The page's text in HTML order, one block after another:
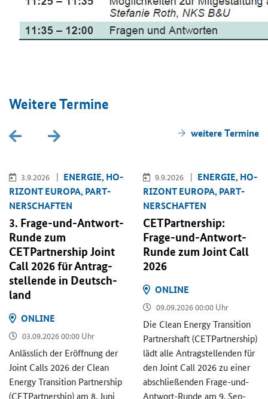
Wei­te­re Ter­mi­ne
wei­te­re Ter­mi­ne
3.9.2026
EN­ER­GIE, HO­
RI­ZONT EU­RO­PA, PART­
NER­SCHAF­TEN
3. Frage-​und-Antwort-
Runde zum
CETPartnership Joint
Call 2026 für An­trag­
stel­len­de in Deutsch­
land
ON­LINE
03.09.2026 00:00 Uhr
An­läss­lich der Er­öff­nung der
Joint Calls 2026 der Clean
Energy Transition Partnership
(CETPartnership)am 8. Juni
9.9.2026
EN­ER­GIE, HO­
RI­ZONT EU­RO­PA, PART­
NER­SCHAF­TEN
CETPartnership:
Frage-​und-Antwort-
Runde zum Joint Call
2026
ON­LINE
09.09.2026 00:00 Uhr
Die Clean Energy Transition
Part­ners­haft (CETPartnership)
lädt alle An­trag­stel­len­den für
denJoint Call 2026 zu einer
ab­schlie­ßen­den Frage-​und-
Antwort-Runde am 9. Sep­